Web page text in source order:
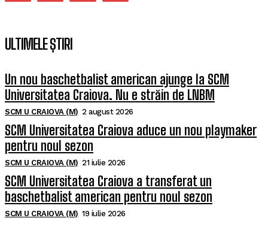
ULTIMELE ȘTIRI
Un nou baschetbalist american ajunge la SCM
Universitatea Craiova. Nu e străin de LNBM
SCM U CRAIOVA (M) 2 august 2026
SCM Universitatea Craiova aduce un nou playmaker
pentru noul sezon
SCM U CRAIOVA (M) 21 iulie 2026
SCM Universitatea Craiova a transferat un
baschetbalist american pentru noul sezon
SCM U CRAIOVA (M) 19 iulie 2026